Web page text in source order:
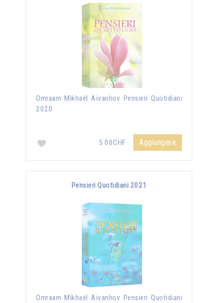
Omraam Mikhaël Aïvanhov Pensieri Quotidiani
2020
5.00CHF Aggiungere
Pensieri Quotidiani 2021
Omraam Mikhaël Aïvanhov Pensieri Quotidiani